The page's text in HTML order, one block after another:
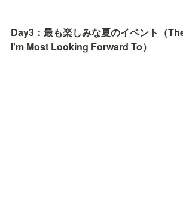
Day3：最も楽しみな夏のイベント（
I'm Most Looking Forward To）